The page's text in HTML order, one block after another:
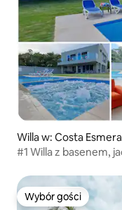
Willa w: Costa
#1 Willa z basenem,
Wybór gości
Wybór gości